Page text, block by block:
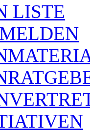
LISTE